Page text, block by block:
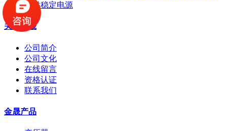
提供稳定电源
关于金晟
公司简介
公司文化
在线留言
资格认证
联系我们
金晟产品